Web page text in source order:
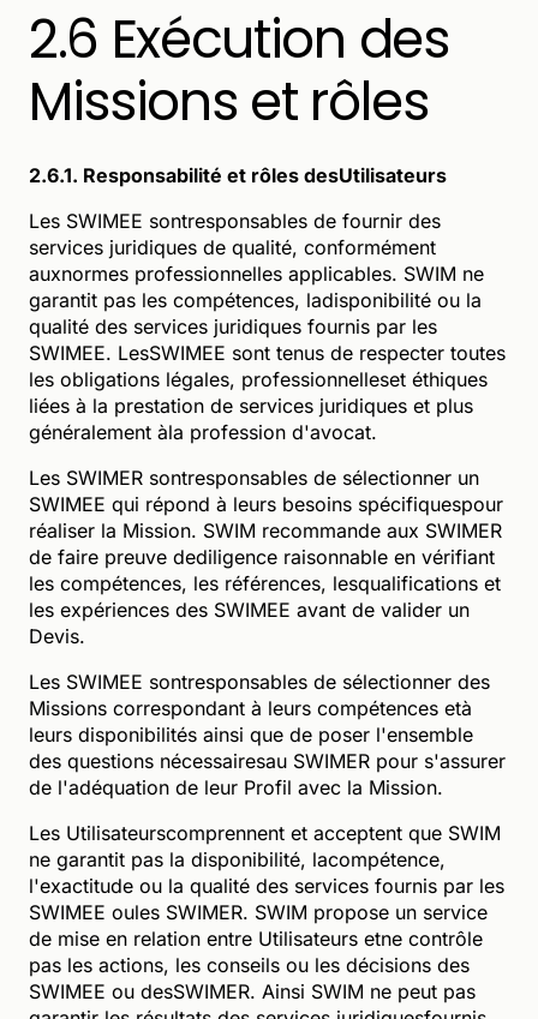
2.6 Exécution des
Missions et rôles
2.6.1. Responsabilité et rôles desUtilisateurs
Les SWIMEE sontresponsables de fournir des
services juridiques de qualité, conformément
auxnormes professionnelles applicables. SWIM ne
garantit pas les compétences, ladisponibilité ou la
qualité des services juridiques fournis par les
SWIMEE. LesSWIMEE sont tenus de respecter toutes
les obligations légales, professionnelleset éthiques
liées à la prestation de services juridiques et plus
généralement àla profession d'avocat.
Les SWIMER sontresponsables de sélectionner un
SWIMEE qui répond à leurs besoins spécifiquespour
réaliser la Mission. SWIM recommande aux SWIMER
de faire preuve dediligence raisonnable en vérifiant
les compétences, les références, lesqualifications et
les expériences des SWIMEE avant de valider un
Devis.
Les SWIMEE sontresponsables de sélectionner des
Missions correspondant à leurs compétences età
leurs disponibilités ainsi que de poser l'ensemble
des questions nécessairesau SWIMER pour s'assurer
de l'adéquation de leur Profil avec la Mission.
Les Utilisateurscomprennent et acceptent que SWIM
ne garantit pas la disponibilité, lacompétence,
l'exactitude ou la qualité des services fournis par les
SWIMEE oules SWIMER. SWIM propose un service
de mise en relation entre Utilisateurs etne contrôle
pas les actions, les conseils ou les décisions des
SWIMEE ou desSWIMER. Ainsi SWIM ne peut pas